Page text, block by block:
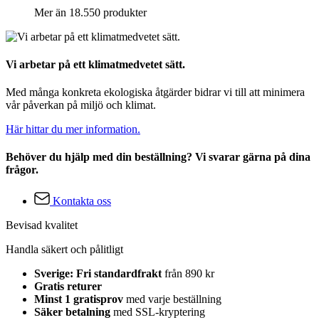
Mer än 18.550 produkter
Vi arbetar på ett klimatmedvetet sätt.
Med många konkreta ekologiska åtgärder bidrar vi till att minimera
vår påverkan på miljö och klimat.
Här hittar du mer information.
Behöver du hjälp med din beställning? Vi svarar gärna på dina
frågor.
Kontakta oss
Bevisad kvalitet
Handla säkert och pålitligt
Sverige: Fri standardfrakt från 890 kr
Gratis returer
Minst 1 gratisprov med varje beställning
Säker betalning med SSL-kryptering